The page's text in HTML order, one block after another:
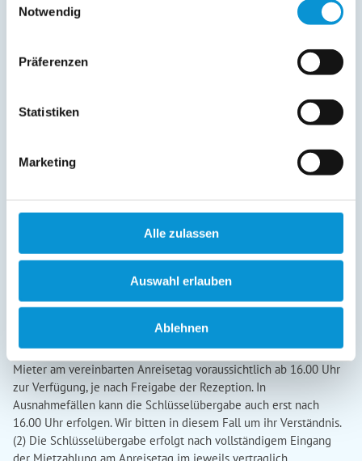
Notwendig
Präferenzen
Statistiken
Marketing
Alle zulassen
Auswahl erlauben
Ablehnen